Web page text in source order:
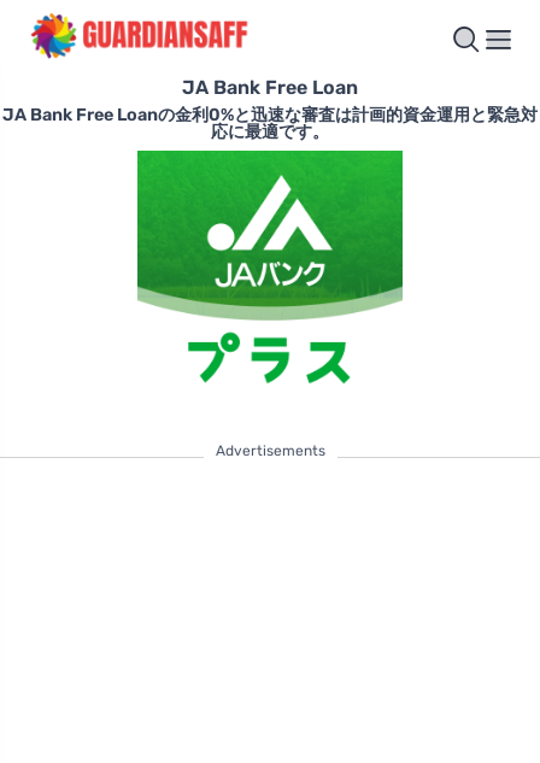
JA Bank Free Loan
JA Bank Free Loanの金利0%と迅速な審査は計画的資金運用と緊急対
応に最適です。
Advertisements